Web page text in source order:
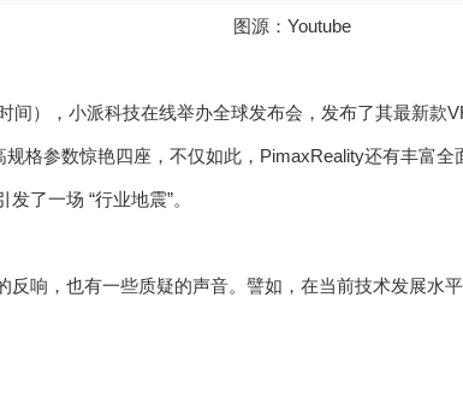
图源：Youtube
间），小派科技在线举办全球发布会，发布了其最新
格参数惊艳四座，不仅如此，PimaxReality还有丰富
了一场 “行业地震”。
反响，也有一些质疑的声音。譬如，在当前技术发展水